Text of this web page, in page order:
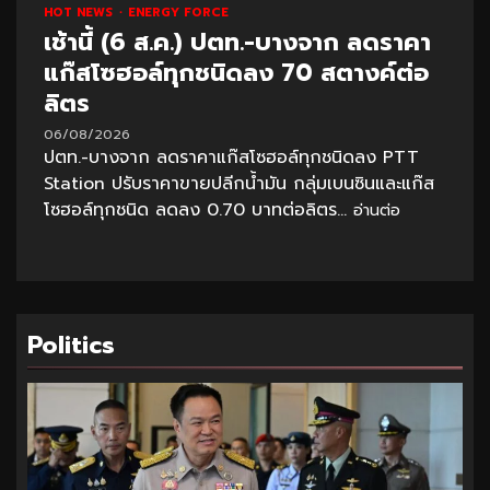
HOT NEWS ENERGY FORCE
เช้านี้ (6 ส.ค.) ปตท.-บางจาก ลดราคา
แก๊สโซฮอล์ทุกชนิดลง 70 สตางค์ต่อ
ลิตร
06/08/2026
ปตท.-บางจาก ลดราคาแก๊สโซฮอล์ทุกชนิดลง PTT
Station ปรับราคาขายปลีกน้ำมัน กลุ่มเบนซินและแก๊ส
โซฮอล์ทุกชนิด ลดลง 0.70 บาทต่อลิตร... อ่านต่อ
Politics